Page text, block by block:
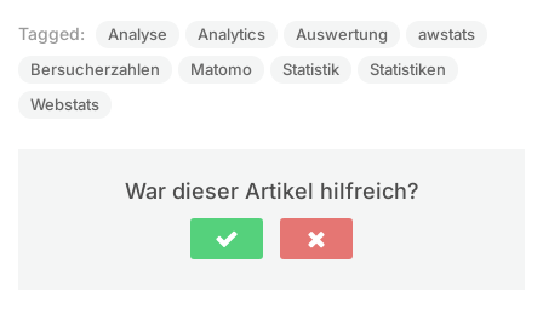
Tagged: Analyse Analytics Auswertung
awstats
Bersucherzahlen
Matomo Statistik
Statistiken
Webstats
War dieser Artikel hilfreich?